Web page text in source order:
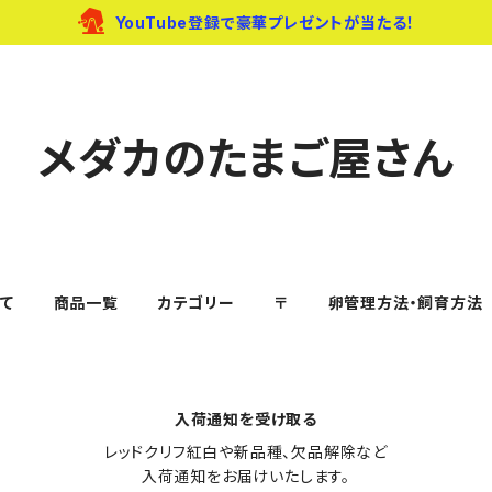
YouTube登録で豪華プレゼントが当たる！
メダカのたまご屋さん
商品一覧 カテゴリー 〒 卵管理方法・飼育方法
入荷通知を受け取る
レッドクリフ紅白や新品種、欠品解除など
入荷通知をお届けいたします。